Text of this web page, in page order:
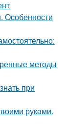
Особенности
методы
при
руками.